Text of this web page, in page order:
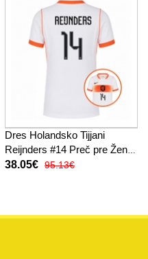
Dres Holandsko Tijjani
Reijnders #14 Preč pre Ženy
MS 2026 Krátky Rukáv
38.05€ 95.13€